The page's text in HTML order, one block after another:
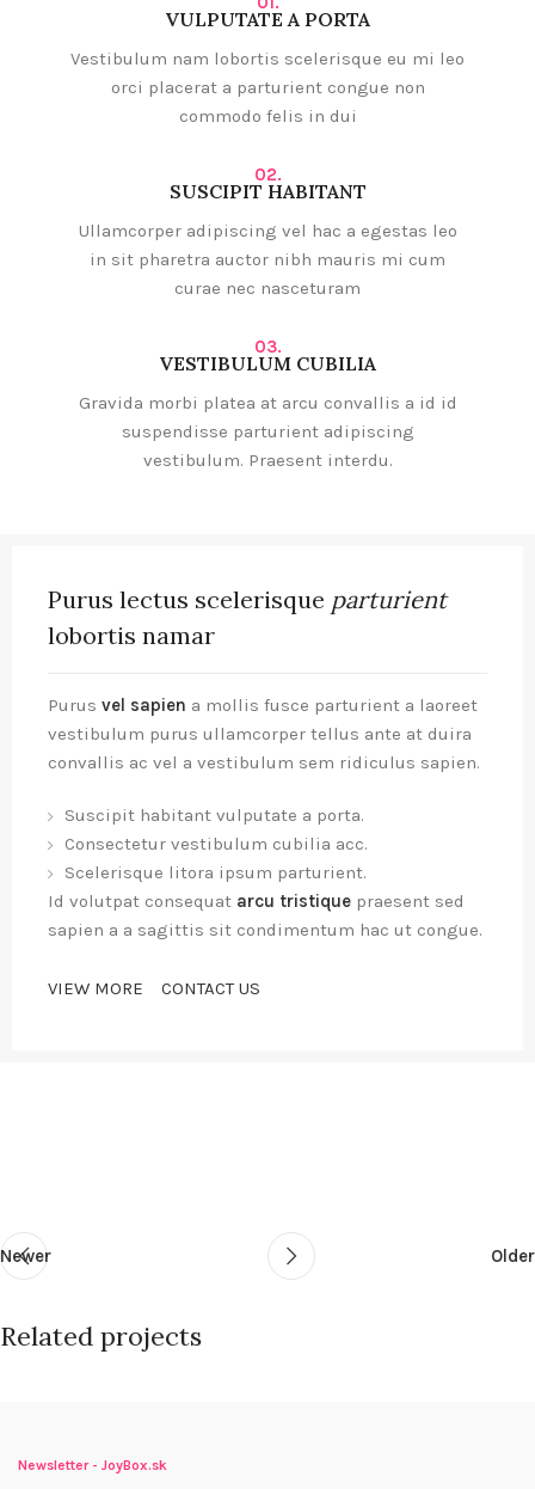
VULPUTATE A PORTA
Vestibulum nam lobortis scelerisque eu mi leo
orci placerat a parturient congue non
commodo felis in dui
02.
SUSCIPIT HABITANT
Ullamcorper adipiscing vel hac a egestas leo
in sit pharetra auctor nibh mauris mi cum
curae nec nasceturam
03.
VESTIBULUM CUBILIA
Gravida morbi platea at arcu convallis a id id
suspendisse parturient adipiscing
vestibulum. Praesent interdu.
Purus lectus scelerisque parturient
lobortis namar
Purus vel sapien a mollis fusce parturient a laoreet
vestibulum purus ullamcorper tellus ante at duira
convallis ac vel a vestibulum sem ridiculus sapien.
Suscipit habitant vulputate a porta.
Consectetur vestibulum cubilia acc.
Scelerisque litora ipsum parturient.
Id volutpat consequat arcu tristique praesent sed
sapien a a sagittis sit condimentum hac ut congue.
VIEW MORE CONTACT US
Newer Older
Related projects
Newsletter - JoyBox.sk